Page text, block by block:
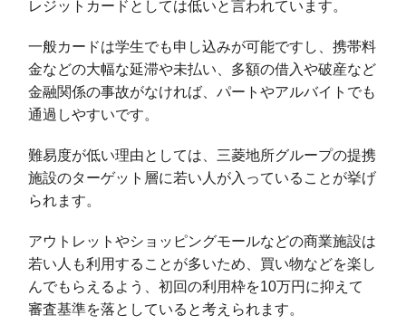
レジットカードとしては低いと言われています。
一般カードは学生でも申し込みが可能ですし、携帯料
金などの大幅な延滞や未払い、多額の借入や破産など
金融関係の事故がなければ、パートやアルバイトでも
通過しやすいです。
難易度が低い理由としては、三菱地所グループの提携
施設のターゲット層に若い人が入っていることが挙げ
られます。
アウトレットやショッピングモールなどの商業施設は
若い人も利用することが多いため、買い物などを楽し
んでもらえるよう、初回の利用枠を10万円に抑えて
審査基準を落としていると考えられます。